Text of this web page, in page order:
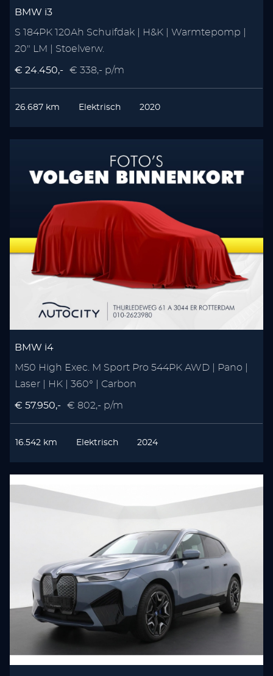
BMW i3
S 184PK 120Ah Schuifdak | H&K | Warmtepomp |
20" LM | Stoelverw.
€ 24.450,- € 338,- p/m
26.687 km Elektrisch 2020
BMW i4
M50 High Exec. M Sport Pro 544PK AWD | Pano |
Laser | HK | 360° | Carbon
€ 57.950,- € 802,- p/m
16.542 km Elektrisch 2024